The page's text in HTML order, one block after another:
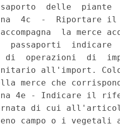
delle  piante
4c  -  Riportare il
la merce
indicare
di  operazioni  di
all'import.
merce che
4e - Indicare il
di cui
campo o i vegetali